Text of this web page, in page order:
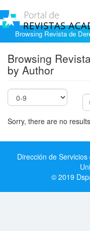
Browsing Revista de
Browsing
by Author
Sorry, there are no
Dirección de
© 2019